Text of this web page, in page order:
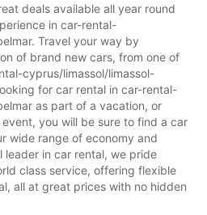
deals available all year round
in car-rental-
Travel your way by
of brand new cars, from one of
cyprus/limassol/limassol-
for car rental in car-rental-
as part of a vacation, or
you will be sure to find a car
wide range of economy and
leader in car rental, we pride
class service, offering flexible
all at great prices with no hidden